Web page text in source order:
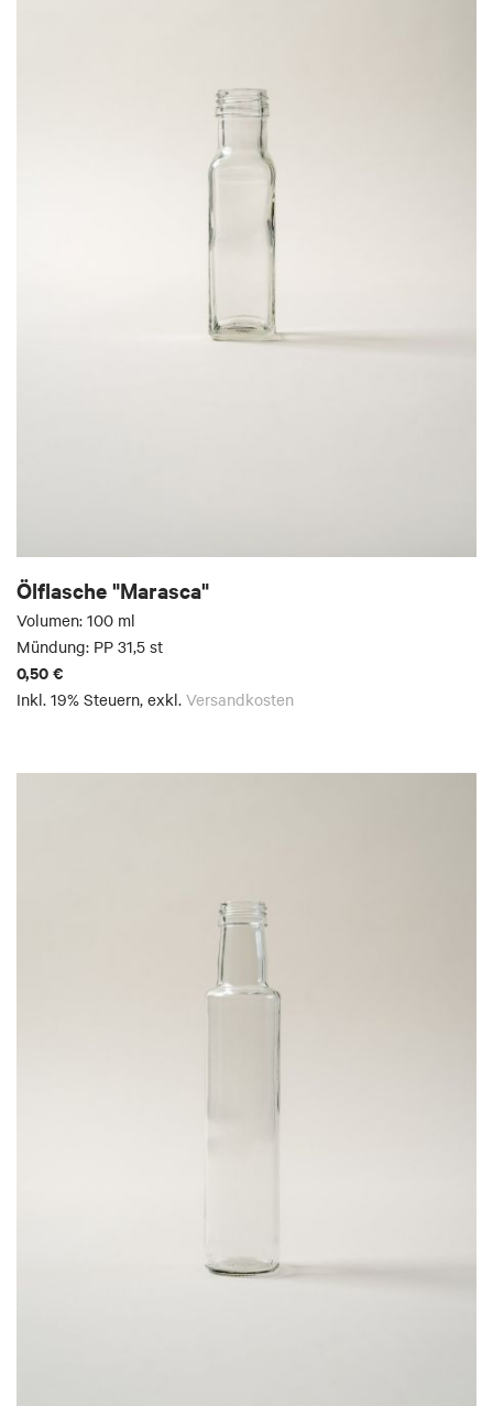
Ölflasche "Marasca"
Volumen: 100 ml
Mündung: PP 31,5 st
0,50 €
Inkl. 19% Steuern, exkl. Versandkosten